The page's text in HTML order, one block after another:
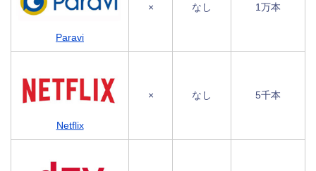
Paravi
× なし 1万本
Netflix
× なし 5千本